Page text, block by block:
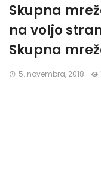
Skupna
na voljo
Skupna
5. novembra, 2018